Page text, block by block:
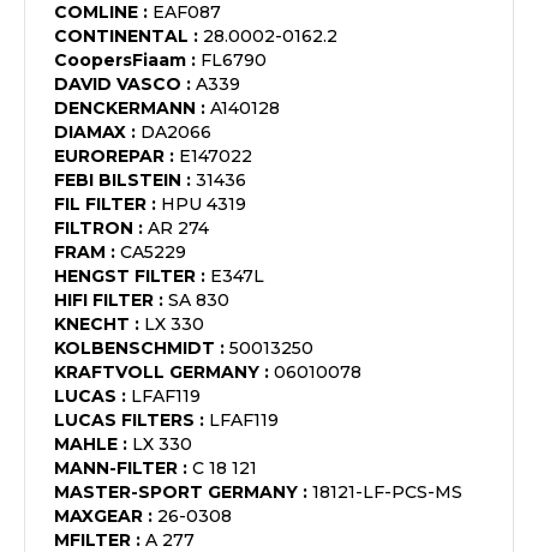
COMLINE : EAF087
CONTINENTAL : 28.0002-0162.2
CoopersFiaam : FL6790
DAVID VASCO : A339
DENCKERMANN : A140128
DIAMAX : DA2066
EUROREPAR : E147022
FEBI BILSTEIN : 31436
FIL FILTER : HPU 4319
FILTRON : AR 274
FRAM : CA5229
HENGST FILTER : E347L
HIFI FILTER : SA 830
KNECHT : LX 330
KOLBENSCHMIDT : 50013250
KRAFTVOLL GERMANY : 06010078
LUCAS : LFAF119
LUCAS FILTERS : LFAF119
MAHLE : LX 330
MANN-FILTER : C 18 121
MASTER-SPORT GERMANY : 18121-LF-PCS-MS
MAXGEAR : 26-0308
MFILTER : A 277